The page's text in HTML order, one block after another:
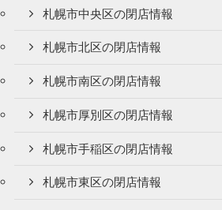
札幌市中央区の閉店情報
札幌市北区の閉店情報
札幌市南区の閉店情報
札幌市厚別区の閉店情報
札幌市手稲区の閉店情報
札幌市東区の閉店情報